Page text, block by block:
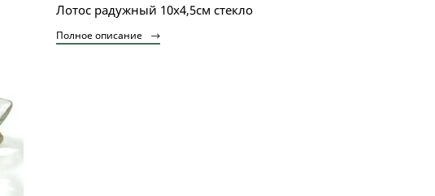
Лотос радужный 10х4,5см стекло
Полное описание